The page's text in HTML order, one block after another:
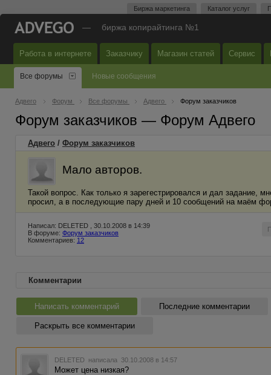
Биржа маркетинга Каталог услуг
— биржа копирайтинга №1
Работа в интернете Заказчику Магазин статей Сервис
Все форумы Новые сообщения
Адвего Форум Все форумы Адвего Форум заказчиков
Форум заказчиков — Форум Адвего
Адвего / Форум заказчиков
Мало авторов.
Такой вопрос. Как только я зарегестрировался и дал задание,
просил, а в последующие пару дней и 10 сообщений на маём
Написал: DELETED , 30.10.2008 в 14:39
В форуме: Форум заказчиков
Комментариев: 12
Комментарии
Написать комментарий Последние комментарии
Раскрыть все комментарии
DELETED написала 30.10.2008 в 14:57
Может цена низкая?